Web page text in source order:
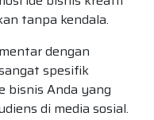
tanpa kendala.
dengan
spesifik
bisnis Anda yang
di media sosial.